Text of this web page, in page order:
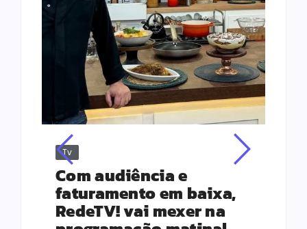
Tv
Com audiência e
faturamento em baixa,
RedeTV! vai mexer na